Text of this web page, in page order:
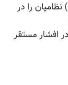
را در
افشار مستقر